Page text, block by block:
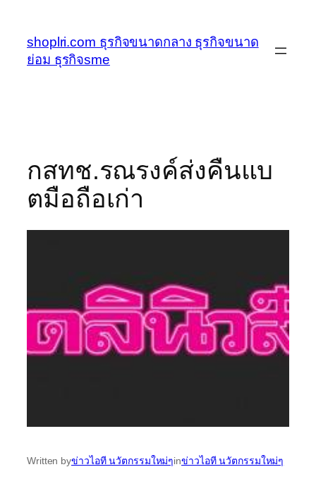
เนื้อหา
shoplri.com ธุรกิจขนาดกลาง ธุรกิจขนาด
ย่อม ธุรกิจsme
กสทช.รณรงค์ส่งคืนแบ
ตมือถือเก่า
Written byข่าวไอที นวัตกรรมใหม่ๆinข่าวไอที นวัตกรรมใหม่ๆ